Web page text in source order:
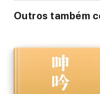
Outros também